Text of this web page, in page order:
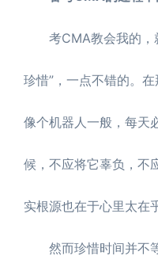
考CMA教会我的，就
珍惜”，一点不错的。
像个机器人一般，每天
候，不应将它辜负，不
实根源也在于心里太在
然而珍惜时间并不等